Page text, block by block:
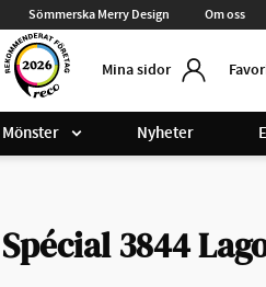
Sömmerska Merry Design Om oss
Mina sidor
Mönster Nyheter
3844